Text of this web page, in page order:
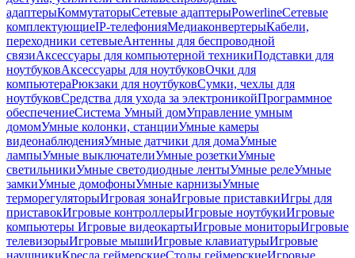
адаптерыКоммутаторыСетевые адаптерыPowerlineСетевые
комплектующиеIP-телефонияМедиаконвертерыКабели,
переходники сетевыеАнтенны для беспроводной
связиАксессуары для компьютерной техникиПодставки для
ноутбуковАксессуары для ноутбуковОчки для
компьютераРюкзаки для ноутбуковСумки, чехлы для
ноутбуковСредства для ухода за электроникойПрограммное
обеспечениеСистема Умный домУправление умным
домомУмные колонки, станцииУмные камеры
видеонаблюденияУмные датчики для домаУмные
лампыУмные выключателиУмные розеткиУмные
светильникиУмные светодиодные лентыУмные релеУмные
замкиУмные домофоныУмные карнизыУмные
терморегуляторыИгровая зонаИгровые приставкиИгры для
приставокИгровые контроллерыИгровые ноутбукиИгровые
компьютеры Игровые видеокартыИгровые мониторыИгровые
телевизорыИгровые мышиИгровые клавиатурыИгровые
наушникиКресла геймерскиеСтолы геймерскиеИгровые